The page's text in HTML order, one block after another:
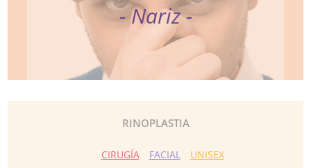
- Nariz -
RINOPLASTIA
CIRUGÍA FACIAL UNISEX